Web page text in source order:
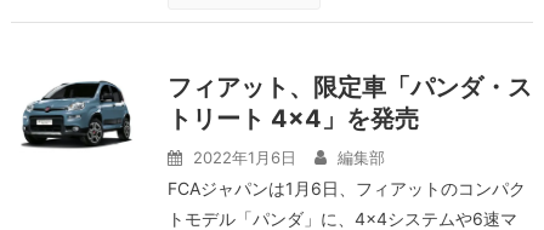
フィアット、限定車「パンダ・ス
トリート 4×4」を発売
2022年1月6日 編集部
FCAジャパンは1月6日、フィアットのコンパク
トモデル「パンダ」に、4×4システムや6速マ